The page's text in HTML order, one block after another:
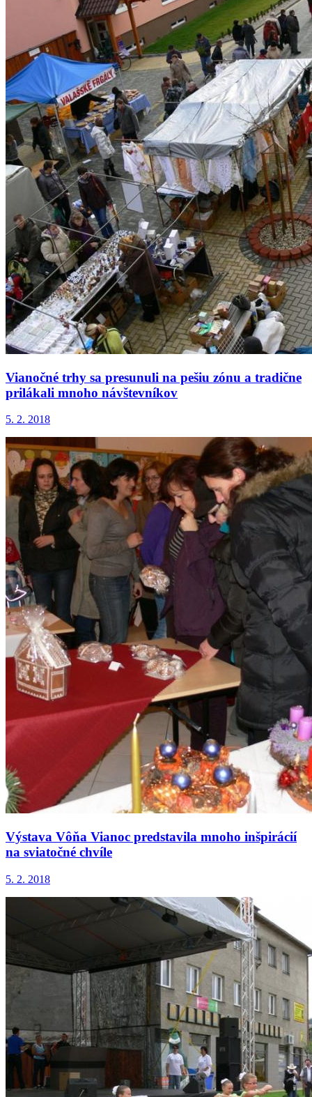
Vianočné trhy sa presunuli na pešiu zónu a tradične
prilákali mnoho návštevníkov
5. 2. 2018
Výstava Vôňa Vianoc predstavila mnoho inšpirácií
na sviatočné chvíle
5. 2. 2018